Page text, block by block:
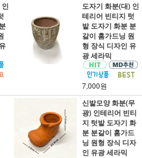
도자기 화분(대) 인
테리어 빈티지 텃
밭 도자기 화분 분
갈이 홈가드닝 원
형 장식 디자인 유
광 세라믹
7,000원
신발모양 화분(무
광) 인테리어 빈티
지 텃밭 도자기 화
분 분갈이 홈가드
닝 원형 장식 디자
인 유광 세라믹